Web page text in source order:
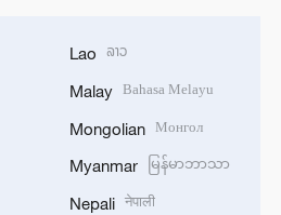
Lao ລາວ
Malay Bahasa Melayu
Mongolian Монгол
Myanmar မြန်မာဘာသာ
Nepali नेपाली